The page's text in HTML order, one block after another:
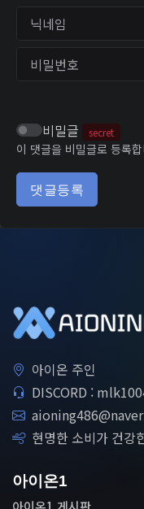
닉네임
비밀번호
비밀글 secret
이 댓글을 비밀글로 등록
댓글등록
아이온 주인
DISCORD :
현명한 소비가 건강
아이온1